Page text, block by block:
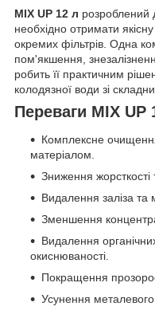
MIX UP 12 л розроблений
необхідно отримати
окремих фільтрів. Одна
пом'якшення,
робить її практичним
колодязної води зі
Переваги MIX UP
Комплексне
матеріалом.
Зниження жорсткості
Видалення заліза та
Зменшення
Видалення
окиснюваності.
Покращення
Усунення